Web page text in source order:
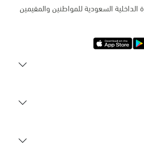
السعودية للمواطنين والمقيمين